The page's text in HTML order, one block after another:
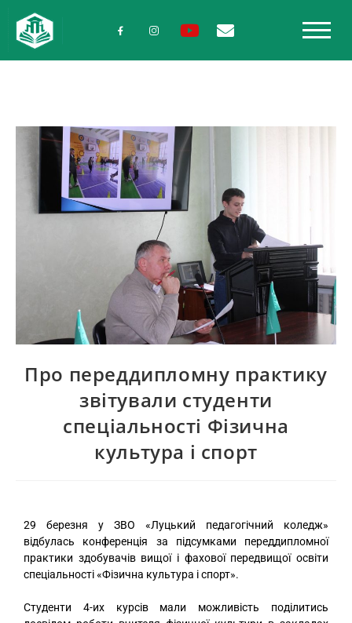
Про переддипломну практику
звітували студенти
спеціальності Фізична
культура і спорт
29 березня у ЗВО «Луцький педагогічний коледж»
відбулась конференція за підсумками переддипломної
практики здобувачів вищої і фахової передвищої освіти
спеціальності «Фізична культура і спорт».
Студенти 4-их курсів мали можливість поділитись